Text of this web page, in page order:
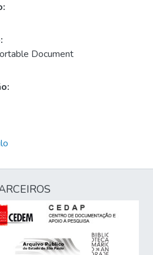
Document